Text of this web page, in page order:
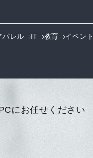
パレル IT 教育 イベント
にお任せください